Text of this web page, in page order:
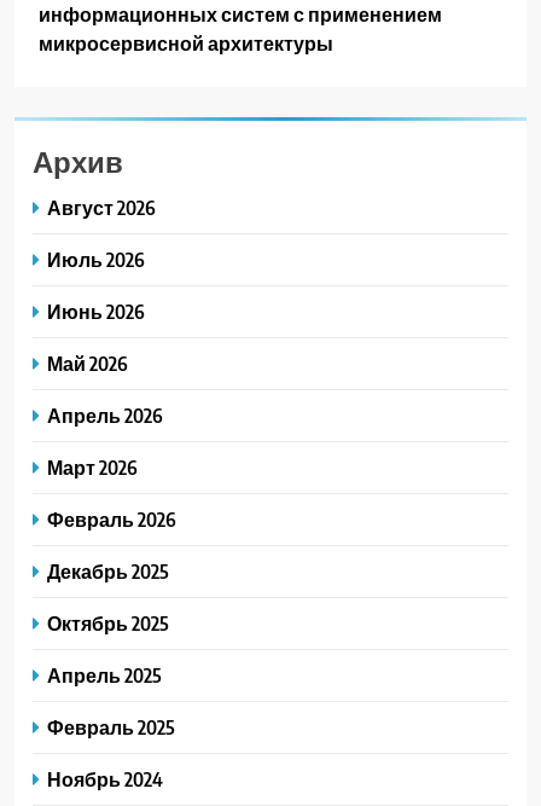
информационных систем с применением
микросервисной архитектуры
Архив
Август 2026
Июль 2026
Июнь 2026
Май 2026
Апрель 2026
Март 2026
Февраль 2026
Декабрь 2025
Октябрь 2025
Апрель 2025
Февраль 2025
Ноябрь 2024